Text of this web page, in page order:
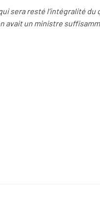
sera resté l’intégralité du
avait un ministre